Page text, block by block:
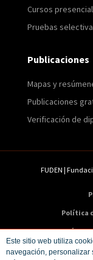
Este sitio web utiliza
navegación, personalizar
Cursos
Pruebas
Publicaciones
Mapas y
Publicaciones
Verificación de
FUDEN |
Política
Política